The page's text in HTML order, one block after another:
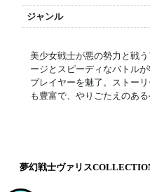
ジャンル
美少女戦士が悪の勢力と戦
ージとスピーディなバトル
プレイヤーを魅了。ストー
も豊富で、やりごたえのあ
夢幻戦士ヴァリス